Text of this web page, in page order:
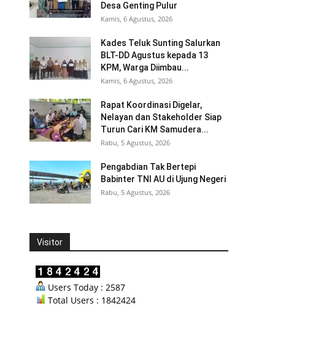
Desa Genting Pulur
Kamis, 6 Agustus, 2026
Kades Teluk Sunting Salurkan
BLT-DD Agustus kepada 13
KPM, Warga Diimbau...
Kamis, 6 Agustus, 2026
Rapat Koordinasi Digelar,
Nelayan dan Stakeholder Siap
Turun Cari KM Samudera...
Rabu, 5 Agustus, 2026
Pengabdian Tak Bertepi
Babinter TNI AU di Ujung Negeri
Rabu, 5 Agustus, 2026
Visitor
Users Today : 2587
Total Users : 1842424